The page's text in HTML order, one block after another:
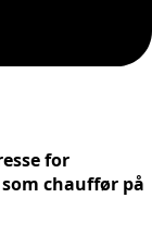
for
chauffør på